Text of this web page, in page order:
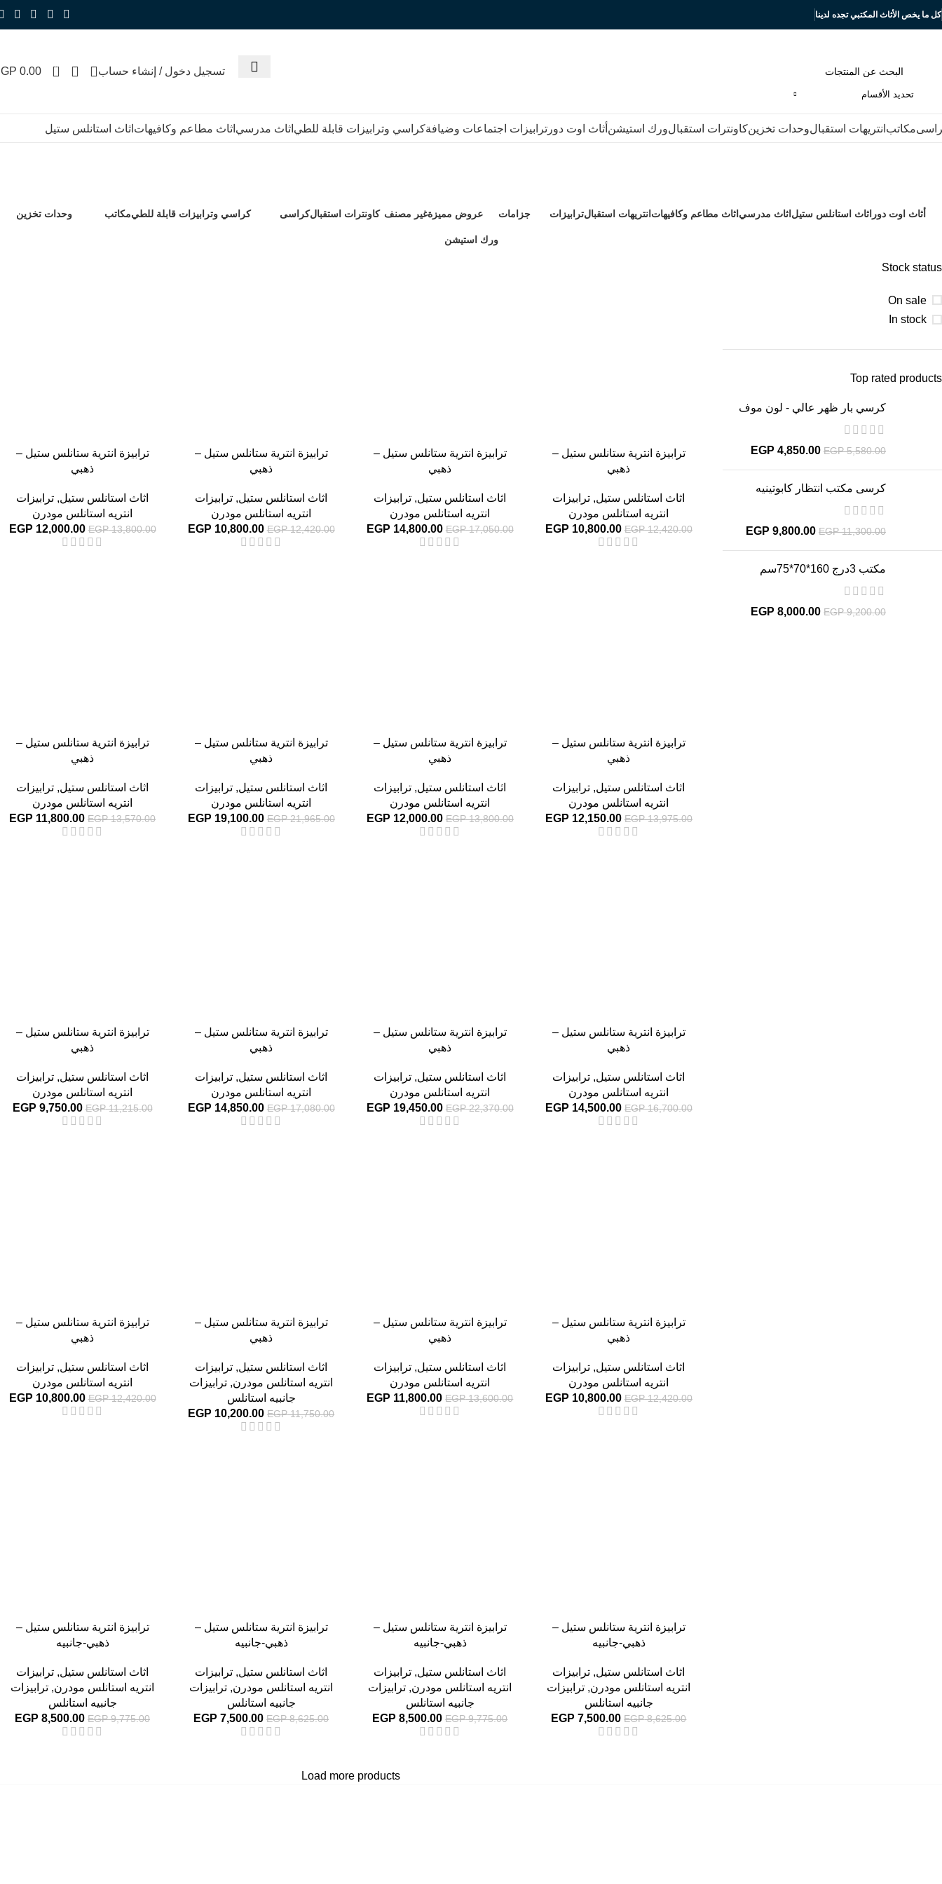
كل ما يخص الأثاث المكتبي تجده لدينا
تحديد الأقسام
تسجيل دخول / إنشاء حساب 0
0.00
مكاتب انتريهات استقبالوحدات تخزينكاونترات استقبالورك استيشن أثاث اوت دور ترابيزات اجتماعات وضيافةكراسي وترابيزات قابلة للطي اثاث مدرسي اثاث مطاعم وكافيهات اثاث استانلس ستيل
أثاث اوت دور اثاث استانلس ستيل اثاث مدرسي اثاث مطاعم وكافيهات انتريهات استقبالترابيزات
جزامات
عروض مميزةغير مصنف كاونترات استقبالكراسى
كراسي وترابيزات قابلة للطيمكاتب
وحدات تخزين
ورك استيشن
Stock status
On sale
In stock
Top rated products
كرسي بار ظهر عالي - لون موف
EGP5,580.00
EGP 4,850.00
كرسى مكتب انتظار كابوتينيه
EGP11,300.00
EGP 9,800.00
مكتب 3درج 160*70*75سم
EGP9,200.00
EGP 8,000.00
ترابيزة انترية ستانلس ستيل –
ذهبي
اثاث استانلس ستيل, ترابيزات
انتريه استانلس مودرن
EGP12,420.00
EGP 10,800.00
ترابيزة انترية ستانلس ستيل –
ذهبي
اثاث استانلس ستيل, ترابيزات
انتريه استانلس مودرن
EGP17,050.00
EGP 14,800.00
ترابيزة انترية ستانلس ستيل –
ذهبي
اثاث استانلس ستيل, ترابيزات
انتريه استانلس مودرن
EGP12,420.00
EGP 10,800.00
ترابيزة انترية ستانلس ستيل –
ذهبي
اثاث استانلس ستيل, ترابيزات
انتريه استانلس مودرن
EGP13,800.00
EGP 12,000.00
ترابيزة انترية ستانلس ستيل –
ذهبي
اثاث استانلس ستيل, ترابيزات
انتريه استانلس مودرن
EGP13,975.00
EGP 12,150.00
ترابيزة انترية ستانلس ستيل –
ذهبي
اثاث استانلس ستيل, ترابيزات
انتريه استانلس مودرن
EGP13,800.00
EGP 12,000.00
ترابيزة انترية ستانلس ستيل –
ذهبي
اثاث استانلس ستيل, ترابيزات
انتريه استانلس مودرن
EGP21,965.00
EGP 19,100.00
ترابيزة انترية ستانلس ستيل –
ذهبي
اثاث استانلس ستيل, ترابيزات
انتريه استانلس مودرن
EGP13,570.00
EGP 11,800.00
ترابيزة انترية ستانلس ستيل –
ذهبي
اثاث استانلس ستيل, ترابيزات
انتريه استانلس مودرن
EGP16,700.00
EGP 14,500.00
ترابيزة انترية ستانلس ستيل –
ذهبي
اثاث استانلس ستيل, ترابيزات
انتريه استانلس مودرن
EGP22,370.00
EGP 19,450.00
ترابيزة انترية ستانلس ستيل –
ذهبي
اثاث استانلس ستيل, ترابيزات
انتريه استانلس مودرن
EGP17,080.00
EGP 14,850.00
ترابيزة انترية ستانلس ستيل –
ذهبي
اثاث استانلس ستيل, ترابيزات
انتريه استانلس مودرن
EGP11,215.00
EGP 9,750.00
ترابيزة انترية ستانلس ستيل –
ذهبي
اثاث استانلس ستيل, ترابيزات
انتريه استانلس مودرن
EGP12,420.00
EGP 10,800.00
ترابيزة انترية ستانلس ستيل –
ذهبي
اثاث استانلس ستيل, ترابيزات
انتريه استانلس مودرن
EGP13,600.00
EGP 11,800.00
ترابيزة انترية ستانلس ستيل –
ذهبي
اثاث استانلس ستيل, ترابيزات
انتريه استانلس مودرن, ترابيزات
جانبيه استانلس
EGP11,750.00
EGP 10,200.00
ترابيزة انترية ستانلس ستيل –
ذهبي
اثاث استانلس ستيل, ترابيزات
انتريه استانلس مودرن
EGP12,420.00
EGP 10,800.00
ترابيزة انترية ستانلس ستيل –
ذهبي-جانبيه
اثاث استانلس ستيل, ترابيزات
انتريه استانلس مودرن, ترابيزات
جانبيه استانلس
EGP8,625.00
EGP 7,500.00
ترابيزة انترية ستانلس ستيل –
ذهبي-جانبيه
اثاث استانلس ستيل, ترابيزات
انتريه استانلس مودرن, ترابيزات
جانبيه استانلس
EGP9,775.00
EGP 8,500.00
ترابيزة انترية ستانلس ستيل –
ذهبي-جانبيه
اثاث استانلس ستيل, ترابيزات
انتريه استانلس مودرن, ترابيزات
جانبيه استانلس
EGP8,625.00
EGP 7,500.00
ترابيزة انترية ستانلس ستيل –
ذهبي-جانبيه
اثاث استانلس ستيل, ترابيزات
انتريه استانلس مودرن, ترابيزات
جانبيه استانلس
EGP9,775.00
EGP 8,500.00
Load more products